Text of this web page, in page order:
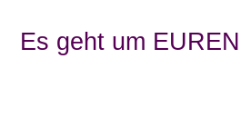
Es geht um